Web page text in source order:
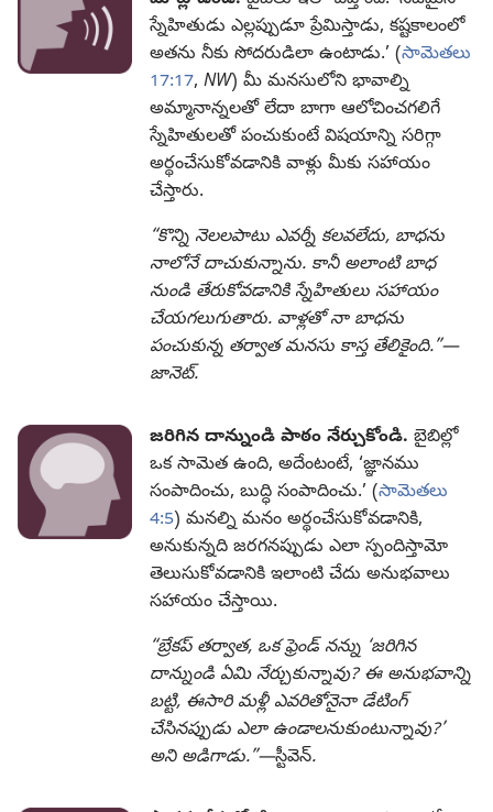
స్నేహితుడు ఎల్లప్పుడూ ప్రేమిస్తాడు, కష్టకాలంలో
అతను నీకు సోదరుడిలా ఉంటాడు.’ (సామెతలు
17:17, NW) మీ మనసులోని భావాల్ని
అమ్మానాన్నలతో లేదా బాగా ఆలోచించగలిగే
స్నేహితులతో పంచుకుంటే విషయాన్ని సరిగ్గా
అర్థంచేసుకోవడానికి వాళ్లు మీకు సహాయం
చేస్తారు.
“కొన్ని నెలలపాటు ఎవర్నీ కలవలేదు, బాధను
నాలోనే దాచుకున్నాను. కానీ అలాంటి బాధ
నుండి తేరుకోవడానికి స్నేహితులు సహాయం
చేయగలుగుతారు. వాళ్లతో నా బాధను
పంచుకున్న తర్వాత మనసు కాస్త తేలికైంది.”—
జానెట్‌​.
జరిగిన దాన్నుండి పాఠం నేర్చుకోండి. బైబిల్లో
ఒక సామెత ఉంది, అదేంటంటే, ‘జ్ఞానము
సంపాదించు, బుద్ధి సంపాదించు.’ (సామెతలు
4:5) మనల్ని మనం అర్థంచేసుకోవడానికి,
అనుకున్నది జరగనప్పుడు ఎలా స్పందిస్తామో
తెలుసుకోవడానికి ఇలాంటి చేదు అనుభవాలు
సహాయం చేస్తాయి.
“బ్రేకప్‌ తర్వాత, ఒక ఫ్రెండ్‌ నన్ను ‘జరిగిన
దాన్నుండి ఏమి నేర్చుకున్నావు? ఈ అనుభవాన్ని
బట్టి, ఈసారి మళ్లీ ఎవరితోనైనా డేటింగ్‌
చేసినప్పుడు ఎలా ఉండాలనుకుంటున్నావు?’
అని అడిగాడు.”—స్టీవెన్‌.